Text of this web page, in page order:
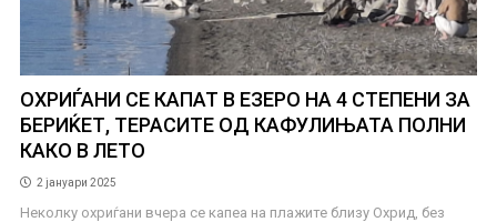
ОХРИЃАНИ СЕ КАПАТ В ЕЗЕРО НА 4 СТЕПЕНИ ЗА
БЕРИЌЕТ, ТЕРАСИТЕ ОД КАФУЛИЊАТА ПОЛНИ
КАКО В ЛЕТО
2 јануари 2025
Неколку охриѓани вчера се капеа на плажите близу Охрид, без